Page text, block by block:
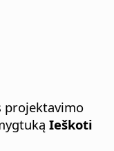
projektavimo
Ieškoti